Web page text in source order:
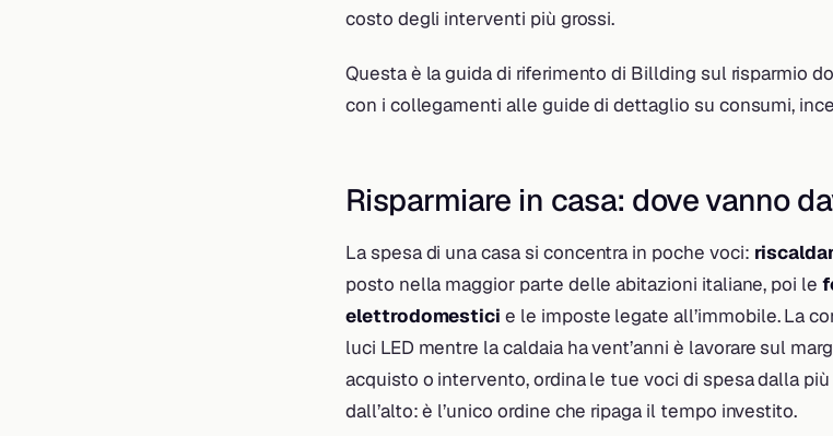
costo degli interventi più grossi.
Questa è la guida di riferimento di Billding sul risparmio
con i collegamenti alle guide di dettaglio su consumi,
Risparmiare in casa: dove vanno
La spesa di una casa si concentra in poche voci:
posto nella maggior parte delle abitazioni italiane, poi le
elettrodomestici e le imposte legate all’immobile. La
luci LED mentre la caldaia ha vent’anni è lavorare sul
acquisto o intervento, ordina le tue voci di spesa dalla
dall’alto: è l’unico ordine che ripaga il tempo investito.